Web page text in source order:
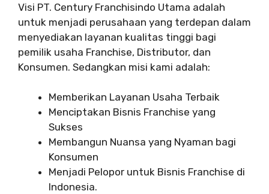
Visi PT. Century Franchisindo Utama adalah
untuk menjadi perusahaan yang terdepan dalam
menyediakan layanan kualitas tinggi bagi
pemilik usaha Franchise, Distributor, dan
Konsumen. Sedangkan misi kami adalah:
Memberikan Layanan Usaha Terbaik
Menciptakan Bisnis Franchise yang
Sukses
Membangun Nuansa yang Nyaman bagi
Konsumen
Menjadi Pelopor untuk Bisnis Franchise di
Indonesia.